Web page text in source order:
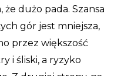
dużo pada. Szansa
gór jest mniejsza,
przez większość
i śliski, a ryzyko